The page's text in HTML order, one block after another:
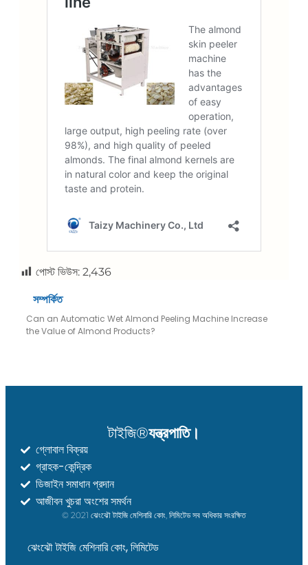
পোস্ট ভিউস: 2,436
সম্পর্কিত
Can an Automatic Wet Almond Peeling Machine Increase
the Value of Almond Products?
টাইজি®যন্ত্রপাতি।
গ্লোবাল বিক্রয়
গ্রাহক-কেন্দ্রিক
ডিজাইন সমাধান প্রদান
আজীবন খুচরা অংশের সমর্থন
© 2021 ঝেংঝৌ টাইজি মেশিনারি কোং, লিমিটেড সব অধিকার সংরক্ষিত
ঝেংঝৌ টাইজি মেশিনারি কোং, লিমিটেড